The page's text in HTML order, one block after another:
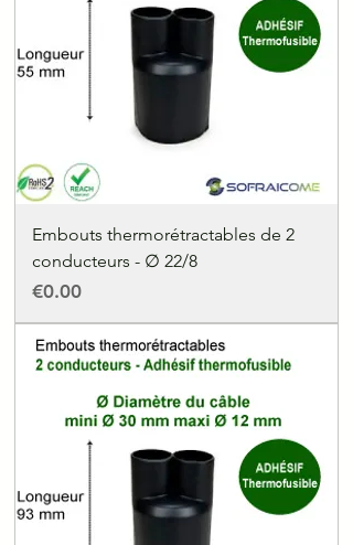
Embouts thermorétractables de 2
conducteurs - ∅ 22/8
Price
€0.00